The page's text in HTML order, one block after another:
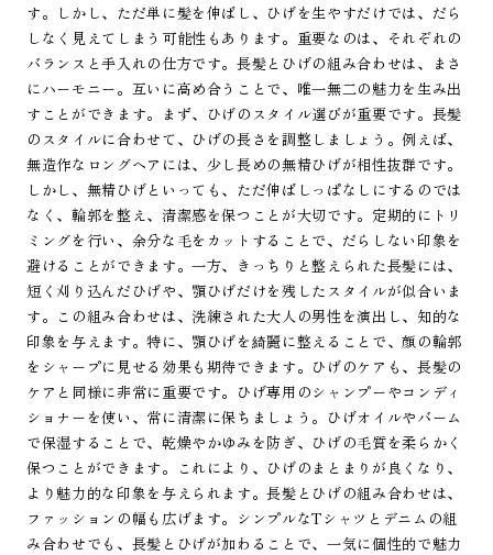
す。しかし、ただ単に髪を伸ばし、ひげを生やすだけでは、だら
しなく見えてしまう可能性もあります。重要なのは、それぞれの
バランスと手入れの仕方です。長髪とひげの組み合わせは、まさ
にハーモニー。互いに高め合うことで、唯一無二の魅力を生み出
すことができます。まず、ひげのスタイル選びが重要です。長髪
のスタイルに合わせて、ひげの長さを調整しましょう。例えば、
無造作なロングヘアには、少し長めの無精ひげが相性抜群です。
しかし、無精ひげといっても、ただ伸ばしっぱなしにするのでは
なく、輪郭を整え、清潔感を保つことが大切です。定期的にトリ
ミングを行い、余分な毛をカットすることで、だらしない印象を
避けることができます。一方、きっちりと整えられた長髪には、
短く刈り込んだひげや、顎ひげだけを残したスタイルが似合いま
す。この組み合わせは、洗練された大人の男性を演出し、知的な
印象を与えます。特に、顎ひげを綺麗に整えることで、顔の輪郭
をシャープに見せる効果も期待できます。ひげのケアも、長髪の
ケアと同様に非常に重要です。ひげ専用のシャンプーやコンディ
ショナーを使い、常に清潔に保ちましょう。ひげオイルやバーム
で保湿することで、乾燥やかゆみを防ぎ、ひげの毛質を柔らかく
保つことができます。これにより、ひげのまとまりが良くなり、
より魅力的な印象を与えられます。長髪とひげの組み合わせは、
ファッションの幅も広げます。シンプルなTシャツとデニムの組
み合わせでも、長髪とひげが加わることで、一気に個性的で魅力